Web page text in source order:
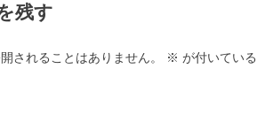
残す
されることはありません。 ※ が付いている